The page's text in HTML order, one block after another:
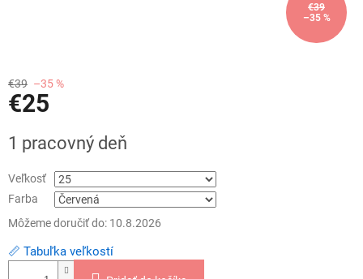
€39
–35 %
€39 –35 %
€25
cena:
1 pracovný deň
Veľkosť
Farba
Môžeme doručiť do: 10.8.2026
📏 Tabuľka veľkostí